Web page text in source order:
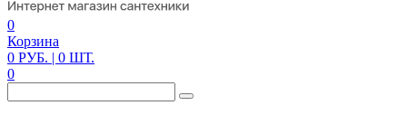
0
Корзина
0 РУБ. | 0 ШТ.
0